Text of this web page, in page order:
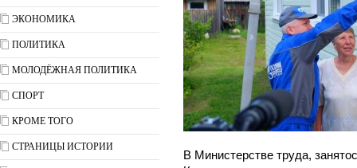
ЭКОНОМИКА
ПОЛИТИКА
МОЛОДЁЖНАЯ ПОЛИТИКА
СПОРТ
КРОМЕ ТОГО
СТРАНИЦЫ ИСТОРИИ
В Министерстве труда,